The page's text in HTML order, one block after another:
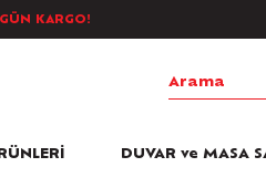
KARGO!
DUVAR ve MASA